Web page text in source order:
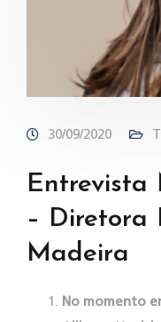
30/09/2020
Entrevista
– Diretora
Madeira
No momento